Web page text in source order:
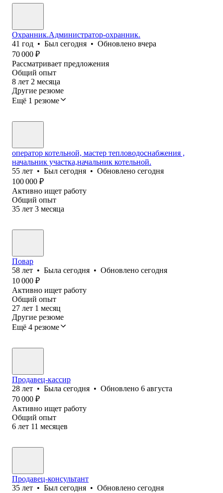
Охранник.Администратор-охранник.
41 год • Был сегодня • Обновлено вчера
70 000 ₽
Рассматривает предложения
Общий опыт
8 лет 2 месяца
Другие резюме
Ещё 1 резюме
оператор котельной, мастер тепловодоснабжения ,
начальник участка,начальник котельной.
55 лет • Был сегодня • Обновлено сегодня
100 000 ₽
Активно ищет работу
Общий опыт
35 лет 3 месяца
Повар
58 лет • Была сегодня • Обновлено сегодня
10 000 ₽
Активно ищет работу
Общий опыт
27 лет 1 месяц
Другие резюме
Ещё 4 резюме
Продавец-кассир
28 лет • Была сегодня • Обновлено 6 августа
70 000 ₽
Активно ищет работу
Общий опыт
6 лет 11 месяцев
Продавец-консультант
35 лет • Был сегодня • Обновлено сегодня